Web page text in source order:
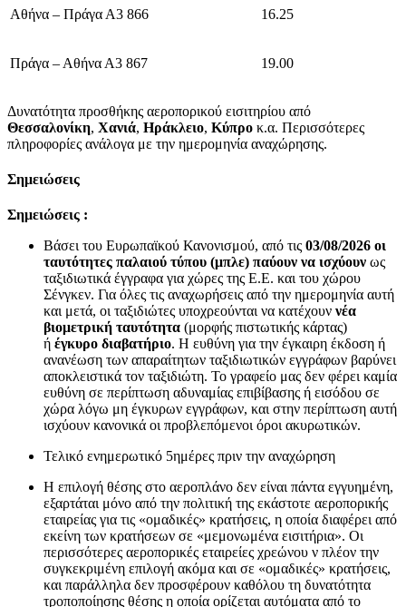
Αθήνα – Πράγα Α3 866 16.25
Πράγα – Αθήνα Α3 867 19.00
Δυνατότητα προσθήκης αεροπορικού εισιτηρίου από
Θεσσαλονίκη, Χανιά, Ηράκλειο, Κύπρο κ.α. Περισσότερες
πληροφορίες ανάλογα με την ημερομηνία αναχώρησης.
Σημειώσεις
Σημειώσεις :
Βάσει του Ευρωπαϊκού Κανονισμού, από τις 03/08/2026 οι
ταυτότητες παλαιού τύπου (μπλε) παύουν να ισχύουν ως
ταξιδιωτικά έγγραφα για χώρες της Ε.Ε. και του χώρου
Σένγκεν. Για όλες τις αναχωρήσεις από την ημερομηνία αυτή
και μετά, οι ταξιδιώτες υποχρεούνται να κατέχουν νέα
βιομετρική ταυτότητα (μορφής πιστωτικής κάρτας)
ή έγκυρο διαβατήριο. Η ευθύνη για την έγκαιρη έκδοση ή
ανανέωση των απαραίτητων ταξιδιωτικών εγγράφων βαρύνει
αποκλειστικά τον ταξιδιώτη. Το γραφείο μας δεν φέρει καμία
ευθύνη σε περίπτωση αδυναμίας επιβίβασης ή εισόδου σε
χώρα λόγω μη έγκυρων εγγράφων, και στην περίπτωση αυτή
ισχύουν κανονικά οι προβλεπόμενοι όροι ακυρωτικών.
Τελικό ενημερωτικό 5ημέρες πριν την αναχώρηση
Η επιλογή θέσης στο αεροπλάνο δεν είναι πάντα εγγυημένη,
εξαρτάται μόνο από την πολιτική της εκάστοτε αεροπορικής
εταιρείας για τις «ομαδικές» κρατήσεις, η οποία διαφέρει από
εκείνη των κρατήσεων σε «μεμονωμένα εισιτήρια». Οι
περισσότερες αεροπορικές εταιρείες χρεώνου ν πλέον την
συγκεκριμένη επιλογή ακόμα και σε «ομαδικές» κρατήσεις,
και παράλληλα δεν προσφέρουν καθόλου τη δυνατότητα
τροποποίησης θέσης η οποία ορίζεται αυτόματα από το